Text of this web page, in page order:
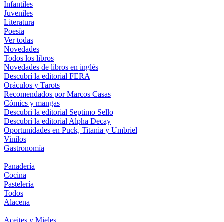
Infantiles
Juveniles
Literatura
Poesía
Ver todas
Novedades
Todos los libros
Novedades de libros en inglés
Descubrí la editorial FERA
Oráculos y Tarots
Recomendados por Marcos Casas
Cómics y mangas
Descubri la editorial Septimo Sello
Descubrí la editorial Alpha Decay
Oportunidades en Puck, Titania y Umbriel
Vinilos
Gastronomía
+
Panadería
Cocina
Pastelería
Todos
Alacena
+
Aceites y Mieles